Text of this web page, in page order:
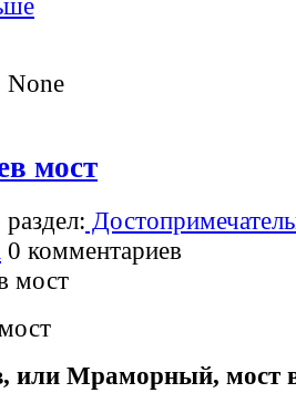
None
мост
раздел:
0 комментариев
или Мраморный, мост